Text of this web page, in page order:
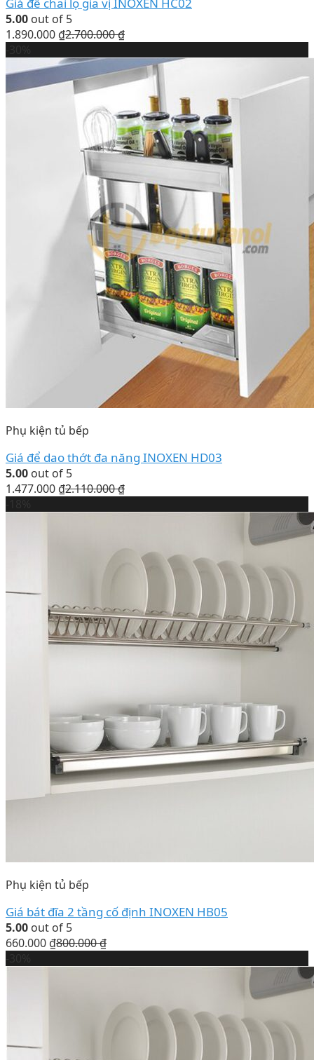
5.00 out of 5
1.890.000 ₫2.700.000₫
Phụ kiện tủ bếp
Giá để dao thớt đa năng INOXEN HD03
5.00 out of 5
1.477.000 ₫2.110.000₫
Phụ kiện tủ bếp
Giá bát đĩa 2 tầng cố định INOXEN HB05
5.00 out of 5
660.000 ₫800.000₫